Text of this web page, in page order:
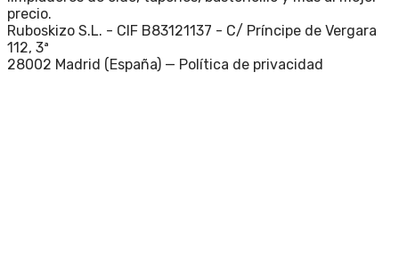
precio.
Ruboskizo S.L. - CIF B83121137 - C/ Príncipe de Vergara
112, 3ª
28002 Madrid (España) — Política de privacidad